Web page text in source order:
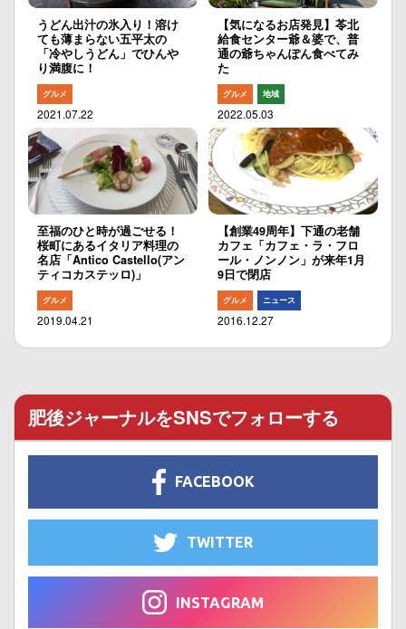
うどん出汁の氷入り！溶け
ても薄まらない五平太の
「冷やしうどん」でひんや
り満腹に！
グルメ
2021.07.22
【気になるお店発見】苓北
給食センター爺＆婆で、普
通の爺ちゃんぽん食べてみ
た
グルメ 地域
2022.05.03
至福のひと時が過ごせる！
桜町にあるイタリア料理の
名店「Antico Castello(アン
ティコカステッロ)」
グルメ
2019.04.21
【創業49周年】下通の老舗
カフェ「カフェ・ラ・フロ
ール・ノンノン」が来年1月
9日で閉店
グルメ ニュース
2016.12.27
肥後ジャーナルをSNSでフォローする
FACEBOOK
TWITTER
INSTAGRAM